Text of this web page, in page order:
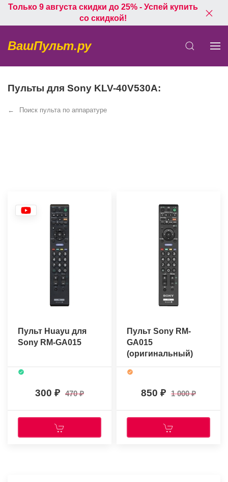
Только 9 августа скидки до 25% - Успей купить
со скидкой!
ВашПульт.ру
Пульты для Sony KLV-40V530A:
Поиск пульта по аппаратуре
Пульт Huayu для
Sony RM-GA015
300 470
Пульт Sony RM-
GA015
(оригинальный)
850 1 000